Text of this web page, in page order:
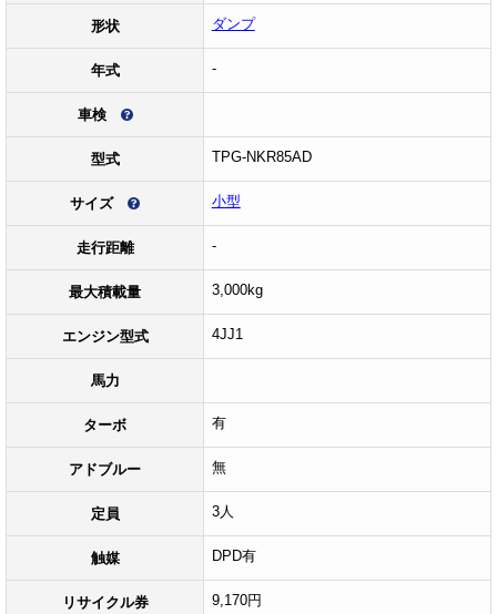
形状 ダンプ
年式 -
車検
型式 TPG-NKR85AD
サイズ 小型
走行距離 -
最大積載量 3,000kg
エンジン型式 4JJ1
馬力
ターボ 有
アドブルー 無
定員 3人
触媒 DPD有
リサイクル券 9,170円